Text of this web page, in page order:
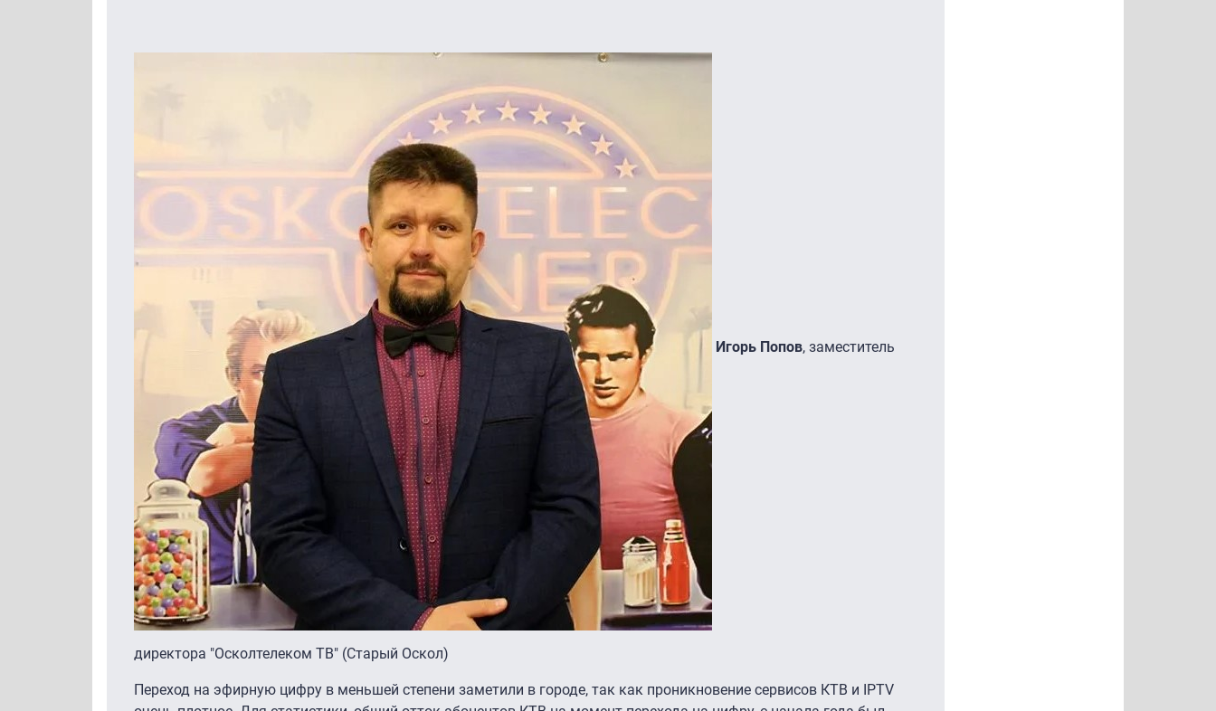
Игорь Попов, заместитель
директора "Осколтелеком ТВ" (Старый Оскол)
Переход на эфирную цифру в меньшей степени заметили в городе, так как проникновение сервисов КТВ и IPTV